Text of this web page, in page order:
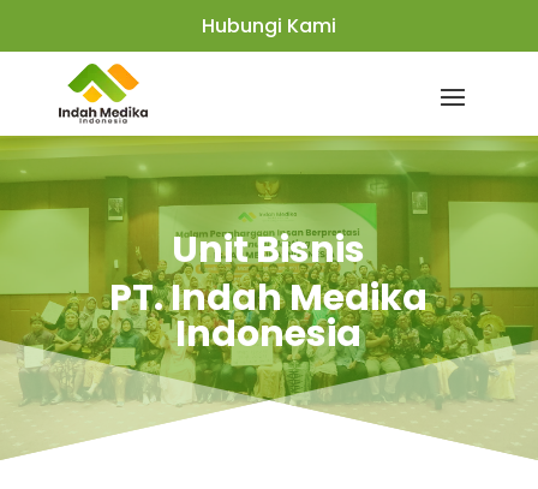
Hubungi Kami
Unit Bisnis
PT. Indah Medika
Indonesia